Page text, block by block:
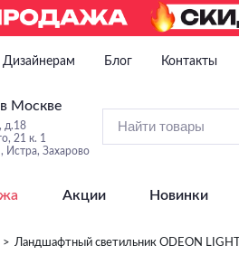
Дизайнерам Блог Контакты
Москве
д.18
21 к. 1
Истра, Захарово
Акции Новинки
Ландшафтный светильник ODEON